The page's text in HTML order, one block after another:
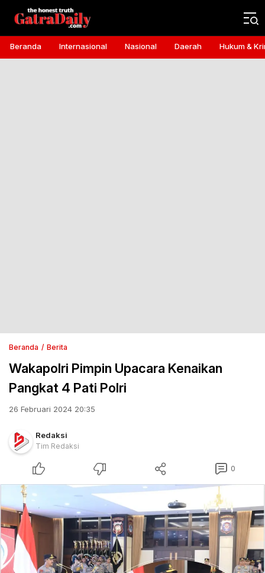
Gatra Daily
the honest truth
Beranda Internasional Nasional Daerah Hukum &
Beranda Berita
Wakapolri Pimpin Upacara Kenaikan
Pangkat 4 Pati Polri
26 Februari 2024 20:35
Redaksi
Tim Redaksi
0